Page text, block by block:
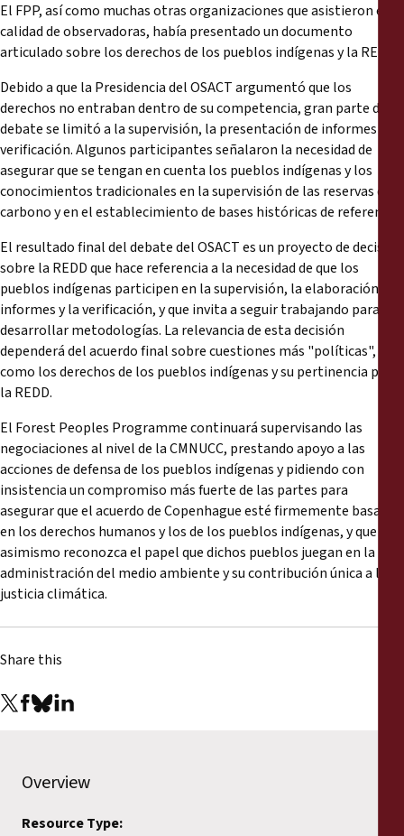
El FPP, así como muchas otras organizaciones que asistieron en
calidad de observadoras, había presentado un documento
articulado sobre los derechos de los pueblos indígenas y la REDD.
Debido a que la Presidencia del OSACT argumentó que los
derechos no entraban dentro de su competencia, gran parte del
debate se limitó a la supervisión, la presentación de informes y la
verificación. Algunos participantes señalaron la necesidad de
asegurar que se tengan en cuenta los pueblos indígenas y los
conocimientos tradicionales en la supervisión de las reservas de
carbono y en el establecimiento de bases históricas de referencia.
El resultado final del debate del OSACT es un proyecto de decisión
sobre la REDD que hace referencia a la necesidad de que los
pueblos indígenas participen en la supervisión, la elaboración de
informes y la verificación, y que invita a seguir trabajando para
desarrollar metodologías. La relevancia de esta decisión
dependerá del acuerdo final sobre cuestiones más "políticas",
como los derechos de los pueblos indígenas y su pertinencia para
la REDD.
El Forest Peoples Programme continuará supervisando las
negociaciones al nivel de la CMNUCC, prestando apoyo a las
acciones de defensa de los pueblos indígenas y pidiendo con
insistencia un compromiso más fuerte de las partes para
asegurar que el acuerdo de Copenhague esté firmemente basado
en los derechos humanos y los de los pueblos indígenas, y que
asimismo reconozca el papel que dichos pueblos juegan en la
administración del medio ambiente y su contribución única a la
justicia climática.
Share this
Overview
Resource Type: